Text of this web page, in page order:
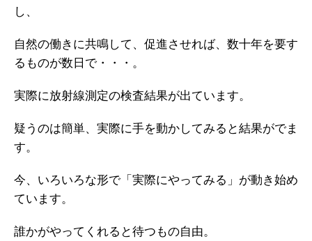
し、
自然の働きに共鳴して、促進させれば、数十年を要す
るものが数日で・・・。
実際に放射線測定の検査結果が出ています。
疑うのは簡単、実際に手を動かしてみると結果がでま
す。
今、いろいろな形で「実際にやってみる」が動き始め
ています。
誰かがやってくれると待つもの自由。